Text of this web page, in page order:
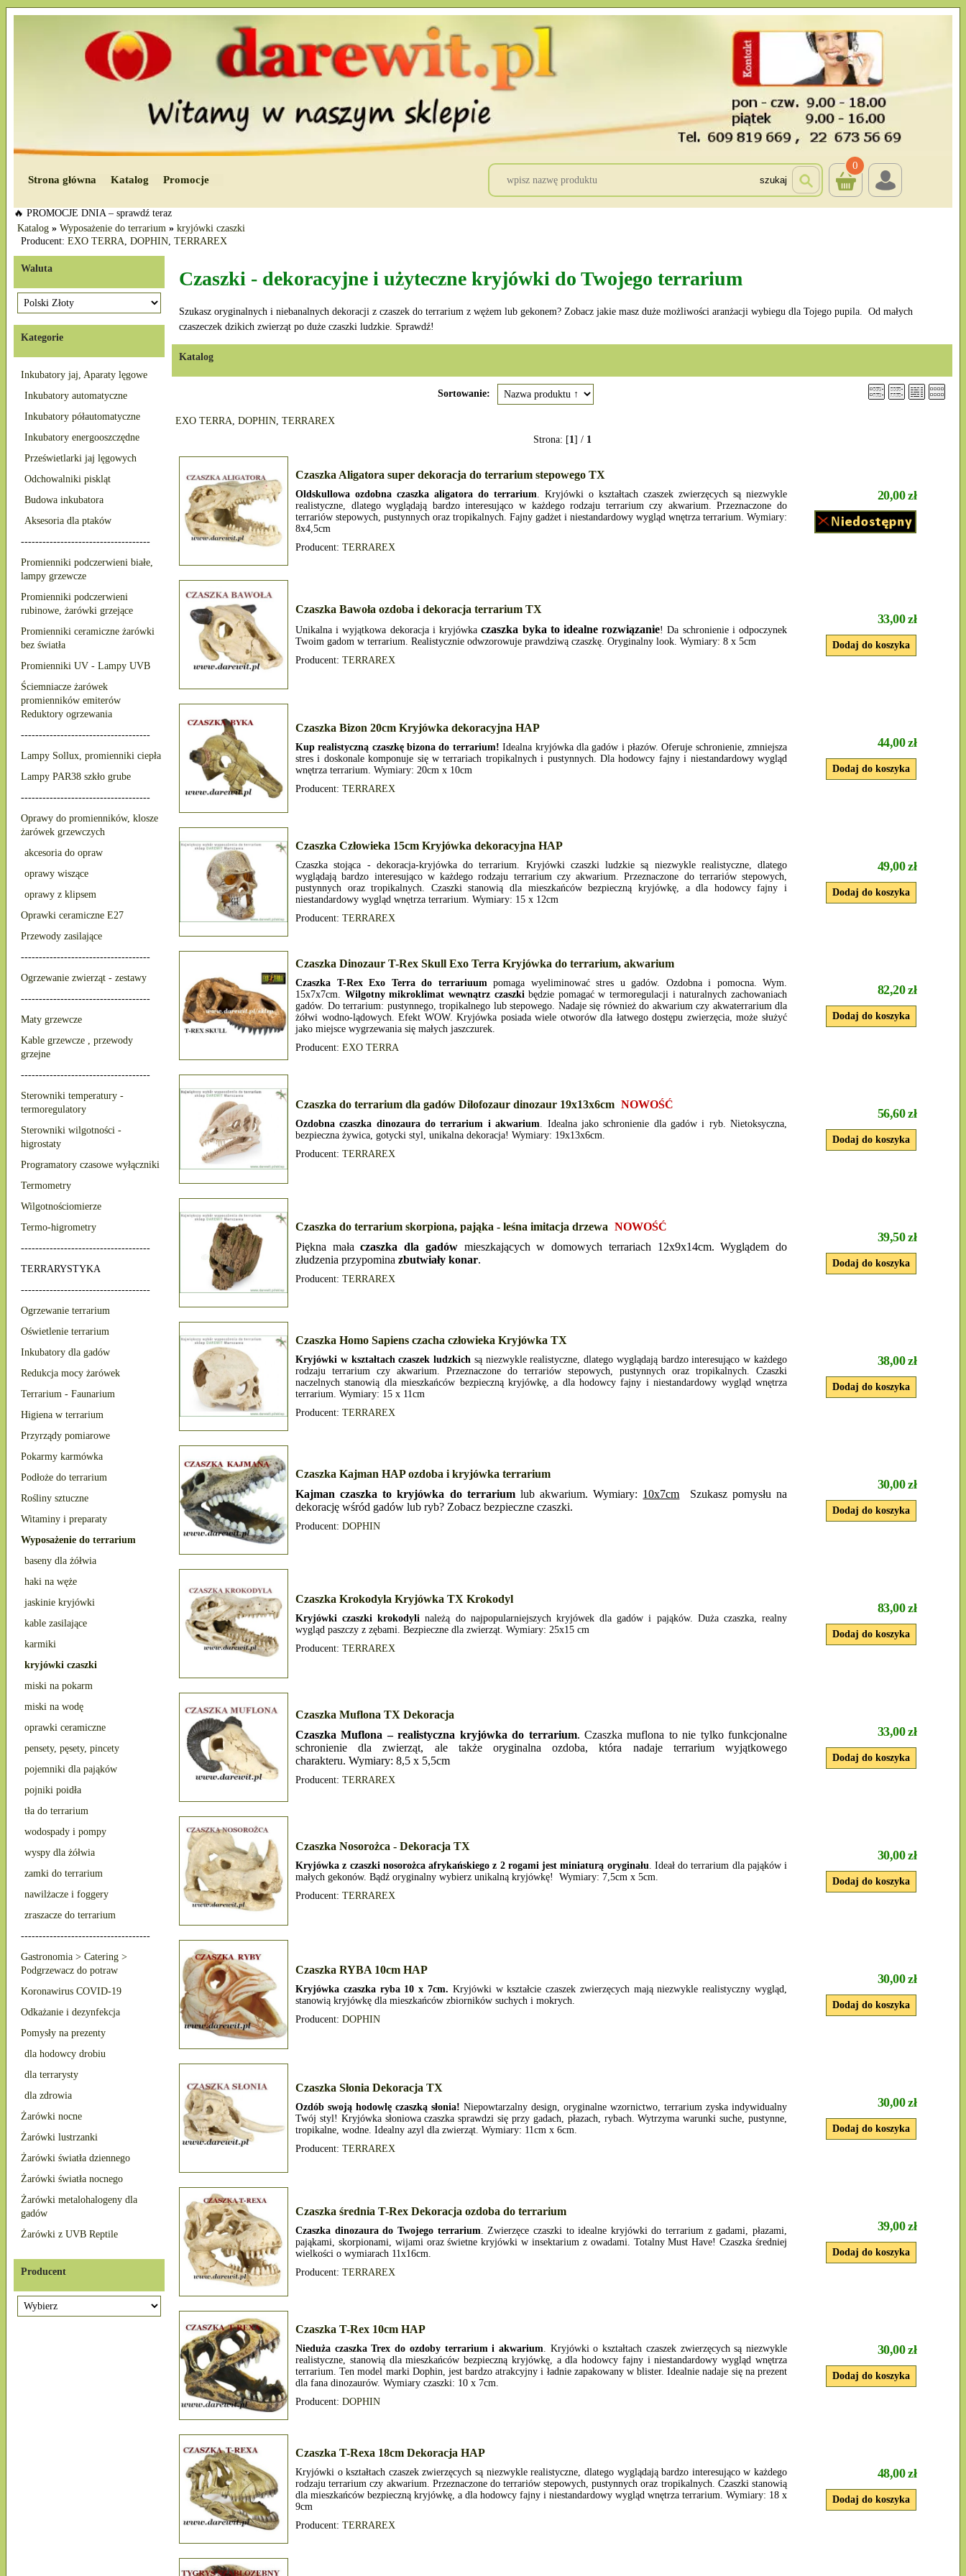
Strona główna Katalog Promocje szukaj
0
🔥 PROMOCJE DNIA – sprawdź teraz
Katalog » Wyposażenie do terrarium » kryjówki czaszki
Producent: EXO TERRA, DOPHIN, TERRAREX
Waluta
Kategorie
Inkubatory jaj, Aparaty lęgowe
Inkubatory automatyczne
Inkubatory półautomatyczne
Inkubatory energooszczędne
Prześwietlarki jaj lęgowych
Odchowalniki piskląt
Budowa inkubatora
Aksesoria dla ptaków
------------------------------------
Promienniki podczerwieni białe,
lampy grzewcze
Promienniki podczerwieni
rubinowe, żarówki grzejące
Promienniki ceramiczne żarówki
bez światła
Promienniki UV - Lampy UVB
Ściemniacze żarówek
promienników emiterów
Reduktory ogrzewania
------------------------------------
Lampy Sollux, promienniki ciepła
Lampy PAR38 szkło grube
------------------------------------
Oprawy do promienników, klosze
żarówek grzewczych
akcesoria do opraw
oprawy wiszące
oprawy z klipsem
Oprawki ceramiczne E27
Przewody zasilające
------------------------------------
Ogrzewanie zwierząt - zestawy
------------------------------------
Maty grzewcze
Kable grzewcze , przewody
grzejne
------------------------------------
Sterowniki temperatury -
termoregulatory
Sterowniki wilgotności -
higrostaty
Programatory czasowe wyłączniki
Termometry
Wilgotnościomierze
Termo-higrometry
------------------------------------
TERRARYSTYKA
------------------------------------
Ogrzewanie terrarium
Oświetlenie terrarium
Inkubatory dla gadów
Redukcja mocy żarówek
Terrarium - Faunarium
Higiena w terrarium
Przyrządy pomiarowe
Pokarmy karmówka
Podłoże do terrarium
Rośliny sztuczne
Witaminy i preparaty
Wyposażenie do terrarium
baseny dla żółwia
haki na węże
jaskinie kryjówki
kable zasilające
karmiki
kryjówki czaszki
miski na pokarm
miski na wodę
oprawki ceramiczne
pensety, pęsety, pincety
pojemniki dla pająków
pojniki poidła
tła do terrarium
wodospady i pompy
wyspy dla żółwia
zamki do terrarium
nawilżacze i foggery
zraszacze do terrarium
------------------------------------
Gastronomia > Catering >
Podgrzewacz do potraw
Koronawirus COVID-19
Odkażanie i dezynfekcja
Pomysły na prezenty
dla hodowcy drobiu
dla terrarysty
dla zdrowia
Żarówki nocne
Żarówki lustrzanki
Żarówki światła dziennego
Żarówki światła nocnego
Żarówki metalohalogeny dla
gadów
Żarówki z UVB Reptile
Producent
Czaszki - dekoracyjne i użyteczne kryjówki do Twojego terrarium
Szukasz oryginalnych i niebanalnych dekoracji z czaszek do terrarium z wężem lub gekonem? Zobacz jakie masz duże możliwości aranżacji wybiegu dla Tojego pupila. Od małych
czaszeczek dzikich zwierząt po duże czaszki ludzkie. Sprawdź!
Katalog
Sortowanie:
EXO TERRA, DOPHIN, TERRAREX
Strona: [1] / 1
Czaszka Aligatora super dekoracja do terrarium stepowego TX
Oldskullowa ozdobna czaszka aligatora do terrarium. Kryjówki o kształtach czaszek zwierzęcych są niezwykle
realistyczne, dlatego wyglądają bardzo interesująco w każdego rodzaju terrarium czy akwarium. Przeznaczone do
terrariów stepowych, pustynnych oraz tropikalnych. Fajny gadżet i niestandardowy wygląd wnętrza terrarium. Wymiary:
8x4,5cm
Producent: TERRAREX
20,00 zł
Czaszka Bawoła ozdoba i dekoracja terrarium TX
Unikalna i wyjątkowa dekoracja i kryjówkaczaszka byka to idealne rozwiązanie! Da schronienie i odpoczynek
Twoim gadom w terrarium. Realistycznie odwzorowuje prawdziwą czaszkę. Oryginalny look. Wymiary: 8 x 5cm
Producent: TERRAREX
33,00 zł
Czaszka Bizon 20cm Kryjówka dekoracyjna HAP
Kup realistyczną czaszkę bizona do terrarium! Idealna kryjówka dla gadów i płazów. Oferuje schronienie, zmniejsza
stres i doskonale komponuje się w terrariach tropikalnych i pustynnych. Dla hodowcy fajny i niestandardowy wygląd
wnętrza terrarium. Wymiary: 20cm x 10cm
Producent: TERRAREX
44,00 zł
Czaszka Człowieka 15cm Kryjówka dekoracyjna HAP
Czaszka stojąca - dekoracja-kryjówka do terrarium. Kryjówki czaszki ludzkie są niezwykle realistyczne, dlatego
wyglądają bardzo interesująco w każdego rodzaju terrarium czy akwarium. Przeznaczone do terrariów stepowych,
pustynnych oraz tropikalnych. Czaszki stanowią dla mieszkańców bezpieczną kryjówkę, a dla hodowcy fajny i
niestandardowy wygląd wnętrza terrarium. Wymiary: 15 x 12cm
Producent: TERRAREX
49,00 zł
Czaszka Dinozaur T-Rex Skull Exo Terra Kryjówka do terrarium, akwarium
Czaszka T-Rex Exo Terra do terrariuumpomaga wyeliminować stres u gadów. Ozdobna i pomocna. Wym.
15x7x7cm. Wilgotny mikroklimat wewnątrz czaszkibędzie pomagać w termoregulacji i naturalnych zachowaniach
gadów. Do terrarium: pustynnego, tropikalnego lub stepowego. Nadaje się również do akwarium czy akwaterrarium dla
żółwi wodno-lądowych. Efekt WOW. Kryjówka posiada wiele otworów dla łatwego dostępu zwierzęcia, może służyć
jako miejsce wygrzewania się małych jaszczurek.
Producent: EXO TERRA
82,20 zł
Czaszka do terrarium dla gadów Dilofozaur dinozaur 19x13x6cm NOWOŚĆ
Ozdobna czaszka dinozaura do terrarium i akwarium. Idealna jako schronienie dla gadów i ryb. Nietoksyczna,
bezpieczna żywica, gotycki styl, unikalna dekoracja! Wymiary: 19x13x6cm.
Producent: TERRAREX
56,60 zł
Czaszka do terrarium skorpiona, pająka - leśna imitacja drzewa NOWOŚĆ
Piękna małaczaszka dla gadówmieszkających w domowych terrariach 12x9x14cm. Wyglądem do
złudzenia przypomina zbutwiały konar.
Producent: TERRAREX
39,50 zł
Czaszka Homo Sapiens czacha człowieka Kryjówka TX
Kryjówki w kształtach czaszek ludzkich są niezwykle realistyczne, dlatego wyglądają bardzo interesująco w każdego
rodzaju terrarium czy akwarium. Przeznaczone do terrariów stepowych, pustynnych oraz tropikalnych. Czaszki
naczelnych stanowią dla mieszkańców bezpieczną kryjówkę, a dla hodowcy fajny i niestandardowy wygląd wnętrza
terrarium. Wymiary: 15 x 11cm
Producent: TERRAREX
38,00 zł
Czaszka Kajman HAP ozdoba i kryjówka terrarium
Kajman czaszka to kryjówka do terrariumlub akwarium. Wymiary: 10x7cm Szukasz pomysłu na
dekorację wśród gadów lub ryb? Zobacz bezpieczne czaszki.
Producent: DOPHIN
30,00 zł
Czaszka Krokodyla Kryjówka TX Krokodyl
Kryjówki czaszki krokodyli należą do najpopularniejszych kryjówek dla gadów i pająków. Duża czaszka, realny
wygląd paszczy z zębami. Bezpieczne dla zwierząt. Wymiary: 25x15 cm
Producent: TERRAREX
83,00 zł
Czaszka Muflona TX Dekoracja
Czaszka Muflona – realistyczna kryjówka do terrarium. Czaszka muflona to nie tylko funkcjonalne
schronienie dla zwierząt, ale także oryginalna ozdoba, która nadaje terrarium wyjątkowego
charakteru. Wymiary: 8,5 x 5,5cm
Producent: TERRAREX
33,00 zł
Czaszka Nosorożca - Dekoracja TX
Kryjówka z czaszki nosorożca afrykańskiego z 2 rogami jest miniaturą oryginału. Ideał do terrarium dla pająków i
małych gekonów. Bądź oryginalny wybierz unikalną kryjówkę! Wymiary: 7,5cm x 5cm.
Producent: TERRAREX
30,00 zł
Czaszka RYBA 10cm HAP
Kryjówka czaszka ryba 10 x 7cm. Kryjówki w kształcie czaszek zwierzęcych mają niezwykle realistyczny wygląd,
stanowią kryjówkę dla mieszkańców zbiorników suchych i mokrych.
Producent: DOPHIN
30,00 zł
Czaszka Słonia Dekoracja TX
Ozdób swoją hodowlę czaszką słonia! Niepowtarzalny design, oryginalne wzornictwo, terrarium zyska indywidualny
Twój styl! Kryjówka słoniowa czaszka sprawdzi się przy gadach, płazach, rybach. Wytrzyma warunki suche, pustynne,
tropikalne, wodne. Idealny azyl dla zwierząt. Wymiary: 11cm x 6cm.
Producent: TERRAREX
30,00 zł
Czaszka średnia T-Rex Dekoracja ozdoba do terrarium
Czaszka dinozaura do Twojego terrarium. Zwierzęce czaszki to idealne kryjówki do terrarium z gadami, płazami,
pająkami, skorpionami, wijami oraz świetne kryjówki w insektarium z owadami. Totalny Must Have! Czaszka średniej
wielkości o wymiarach 11x16cm.
Producent: TERRAREX
39,00 zł
Czaszka T-Rex 10cm HAP
Nieduża czaszka Trex do ozdoby terrarium i akwarium. Kryjówki o kształtach czaszek zwierzęcych są niezwykle
realistyczne, stanowią dla mieszkańców bezpieczną kryjówkę, a dla hodowcy fajny i niestandardowy wygląd wnętrza
terrarium. Ten model marki Dophin, jest bardzo atrakcyjny i ładnie zapakowany w blister. Idealnie nadaje się na prezent
dla fana dinozaurów. Wymiary czaszki: 10 x 7cm.
Producent: DOPHIN
30,00 zł
Czaszka T-Rexa 18cm Dekoracja HAP
Kryjówki o kształtach czaszek zwierzęcych są niezwykle realistyczne, dlatego wyglądają bardzo interesująco w każdego
rodzaju terrarium czy akwarium. Przeznaczone do terrariów stepowych, pustynnych oraz tropikalnych. Czaszki stanowią
dla mieszkańców bezpieczną kryjówkę, a dla hodowcy fajny i niestandardowy wygląd wnętrza terrarium. Wymiary: 18 x
9cm
Producent: TERRAREX
48,00 zł